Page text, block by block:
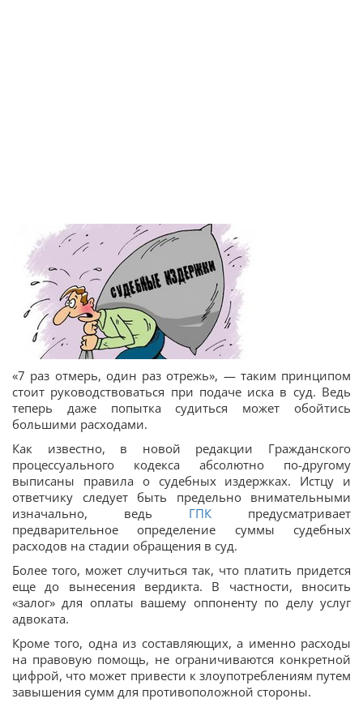
«7 раз отмерь, один раз отрежь», — таким принципом
стоит руководствоваться при подаче иска в суд. Ведь
теперь даже попытка судиться может обойтись
большими расходами.
Как известно, в новой редакции Гражданского
процессуального кодекса абсолютно по-другому
выписаны правила о судебных издержках. Истцу и
ответчику следует быть предельно внимательными
изначально, ведь ГПК предусматривает
предварительное определение суммы судебных
расходов на стадии обращения в суд.
Более того, может случиться так, что платить придется
еще до вынесения вердикта. В частности, вносить
«залог» для оплаты вашему оппоненту по делу услуг
адвоката.
Кроме того, одна из составляющих, а именно расходы
на правовую помощь, не ограничиваются конкретной
цифрой, что может привести к злоупотреблениям путем
завышения сумм для противоположной стороны.